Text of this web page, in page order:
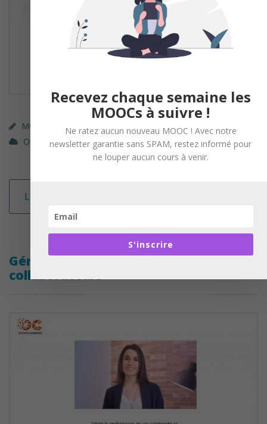
MOOC (gratuit)
Parcours Libre (gratuit)
OpenClassrooms
Marketing / Communication
Lire la suite
Gérez la performance de vos
collaborateurs
Recevez chaque semaine les
MOOCs à suivre !
Ne ratez aucun nouveau MOOC ! Avec notre
newsletter garantie sans SPAM, restez informé pour
ne louper aucun cours à venir.
S'inscrire